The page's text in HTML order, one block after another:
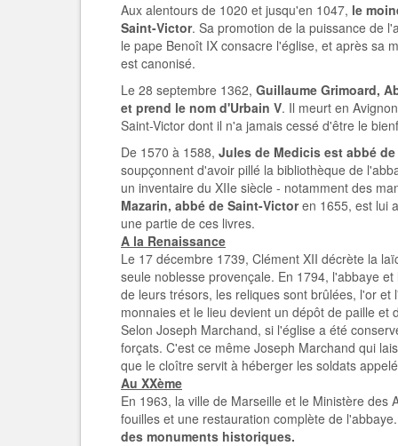
Aux alentours de 1020 et jusqu'en 1047, le
Saint-Victor. Sa promotion de la puissance de
le pape Benoît IX consacre l'église, et après sa
est canonisé.
Le 28 septembre 1362, Guillaume Grimoard,
et prend le nom d'Urbain V. Il meurt en
Saint-Victor dont il n'a jamais cessé d'être le
De 1570 à 1588, Jules de Medicis est abbé
soupçonnent d'avoir pillé la bibliothèque de
un inventaire du XIIe siècle - notamment des
Mazarin, abbé de Saint-Victoren 1655, est lui
une partie de ces livres.
A la Renaissance
Le 17 décembre 1739, Clément XII décrète la
seule noblesse provençale. En 1794, l'abbaye
de leurs trésors, les reliques sont brûlées, l'or et
monnaies et le lieu devient un dépôt de paille et
Selon Joseph Marchand, si l'église a été
forçats. C'est ce même Joseph Marchand qui
que le cloître servit à héberger les soldats
Au XXème
En­ 1963, la ville de Marseille et le Ministère des
fouilles et une restauration complète de
des monuments historiques.